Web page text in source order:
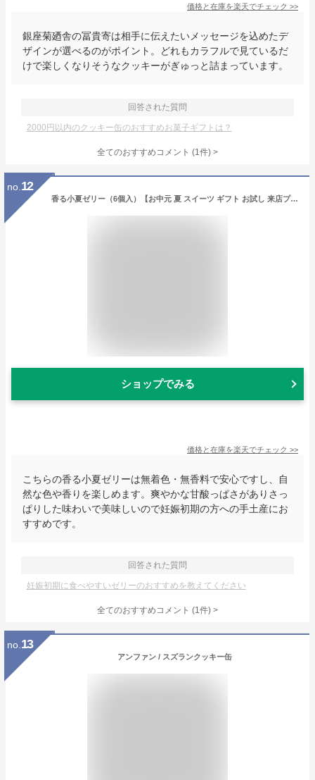
価格と在庫を楽天でチェック >>
銀座菊廼舎の冨貴寄は相手に伝えたいメッセージを込めたデ
ザインが選べるのがポイント。どれもカラフルで見ているだ
けで楽しくなりそうなクッキーがぎゅっと詰まっています。
回答された質問
2000円以内のクッキー缶のおすすめお菓子ギフトは？
全てのおすすめコメント (1件) >
no. 12
香る小夏ゼリー（6個入）【お中元 夏 スイーツ ギフト お試し 来店プレゼント 給食 寒天 無着色 無香料 水菓子 小夏 日向夏 海洋深層水抽出法 プレゼント 出産内祝 お土産 手土産 浜幸 高知 お取り寄せスイーツ お土産 お盆】(4732)
ショップでみる
価格と在庫を楽天でチェック >>
こちらの香る小夏ゼリーは無着色・無香料で安心ですし、自
然な色や香りを楽しめます。爽やかな甘酸っぱさがありさっ
ぱりした味わいで美味しいので妊娠初期の方への手土産にお
すすめです。
回答された質問
妊娠初期に食べやすいゼリーのおすすめを教えてください
全てのおすすめコメント (1件) >
no. 13
アンファン / スズランクッキー缶